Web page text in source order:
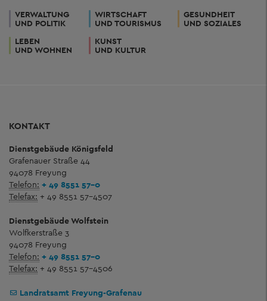
VERWALTUNG
UND POLITIK
WIRTSCHAFT
UND TOURISMUS
GESUNDHEIT
UND SOZIALES
LEBEN
UND WOHNEN
KUNST
UND KULTUR
KONTAKT
Dienstgebäude Königsfeld
Grafenauer Straße 44
94078 Freyung
Telefon: + 49 8551 57-0
Telefax: + 49 8551 57-4507
Dienstgebäude Wolfstein
Wolfkerstraße 3
94078 Freyung
Telefon: + 49 8551 57-0
Telefax: + 49 8551 57-4506
Landratsamt Freyung-Grafenau